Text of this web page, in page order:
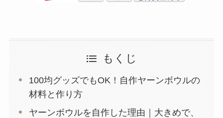
もくじ
100均グッズでもOK！自作ヤーンボウルの
材料と作り方
ヤーンボウルを自作した理由｜大きめで、